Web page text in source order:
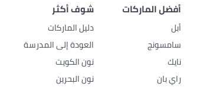
أفضل الماركات
أبل
سامسونج
نايك
راي بان
شوف أكثر
دليل الماركات
العودة إلى المدرسة
نون الكويت
نون البحرين